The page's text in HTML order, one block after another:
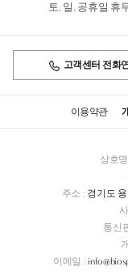
토, 일, 공휴일 휴
고객센터 전화
이용약관
상호
주소 : 경기도
통신
이메일 :